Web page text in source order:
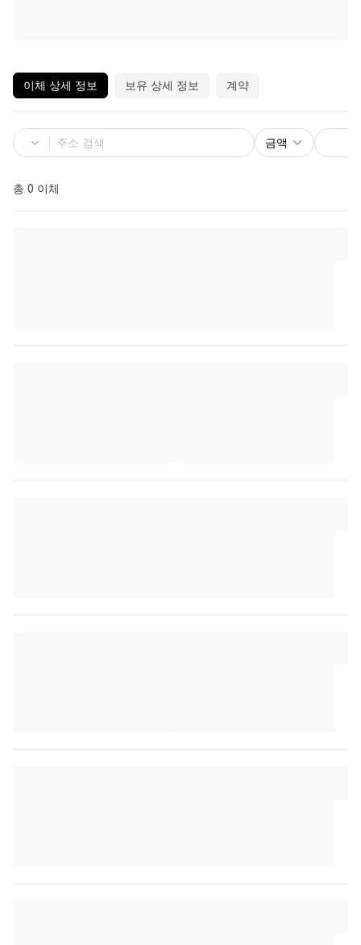
이체 상세 정보 보유 상세 정보 계약
금액
총 0 이체